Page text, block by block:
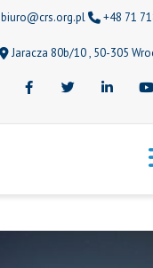
biuro@crs.org.pl +48 71
Jaracza 80b/10 , 50-305
FacebookTwitter LinkedIn